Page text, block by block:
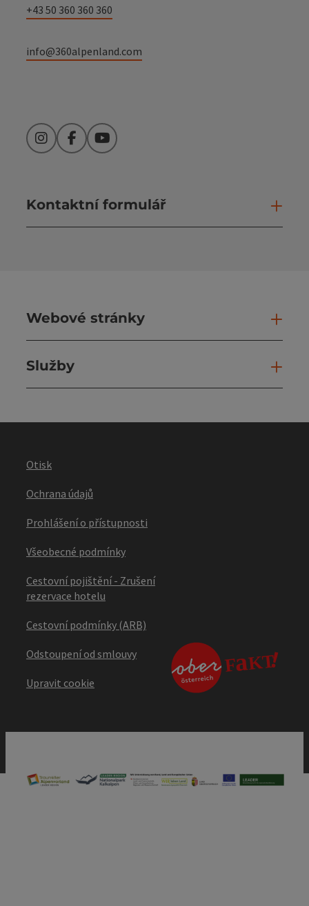
+43 50 360 360 360
info@360alpenland.com
InstagramFacebookYouTube
Kontaktní formulář
Webové stránky
Služby
Otisk
Ochrana údajů
Prohlášení o přístupnosti
Všeobecné podmínky
Cestovní pojištění - Zrušení
rezervace hotelu
Cestovní podmínky (ARB)
Odstoupení od smlouvy
Upravit cookie